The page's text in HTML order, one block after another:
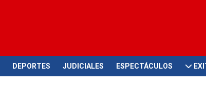
DEPORTES JUDICIALES ESPECTÁCULOS